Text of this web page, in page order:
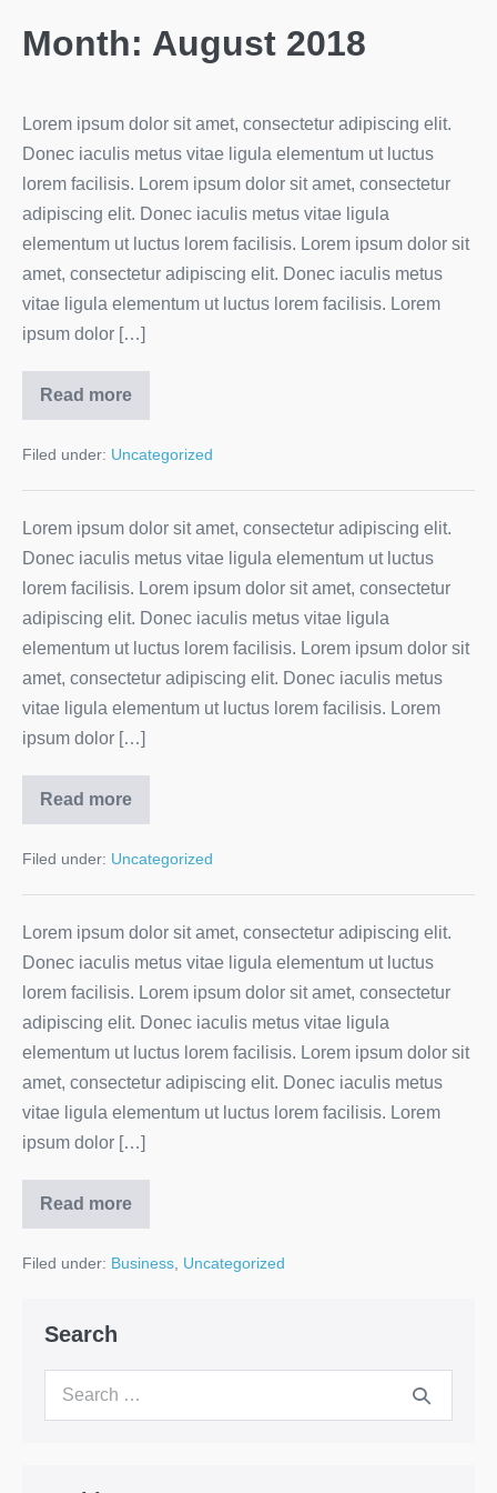
Month: August 2018
Lorem ipsum dolor sit amet, consectetur adipiscing elit.
Donec iaculis metus vitae ligula elementum ut luctus
lorem facilisis. Lorem ipsum dolor sit amet, consectetur
adipiscing elit. Donec iaculis metus vitae ligula
elementum ut luctus lorem facilisis. Lorem ipsum dolor sit
amet, consectetur adipiscing elit. Donec iaculis metus
vitae ligula elementum ut luctus lorem facilisis. Lorem
ipsum dolor […]
Read more
Filed under: Uncategorized
Lorem ipsum dolor sit amet, consectetur adipiscing elit.
Donec iaculis metus vitae ligula elementum ut luctus
lorem facilisis. Lorem ipsum dolor sit amet, consectetur
adipiscing elit. Donec iaculis metus vitae ligula
elementum ut luctus lorem facilisis. Lorem ipsum dolor sit
amet, consectetur adipiscing elit. Donec iaculis metus
vitae ligula elementum ut luctus lorem facilisis. Lorem
ipsum dolor […]
Read more
Filed under: Uncategorized
Lorem ipsum dolor sit amet, consectetur adipiscing elit.
Donec iaculis metus vitae ligula elementum ut luctus
lorem facilisis. Lorem ipsum dolor sit amet, consectetur
adipiscing elit. Donec iaculis metus vitae ligula
elementum ut luctus lorem facilisis. Lorem ipsum dolor sit
amet, consectetur adipiscing elit. Donec iaculis metus
vitae ligula elementum ut luctus lorem facilisis. Lorem
ipsum dolor […]
Read more
Filed under: Business Uncategorized
Search